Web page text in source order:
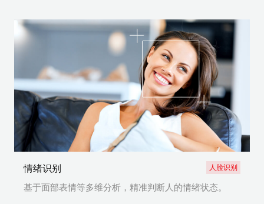
情绪识别 人脸识别
基于面部表情等多维分析，精准判断人的情绪状态。